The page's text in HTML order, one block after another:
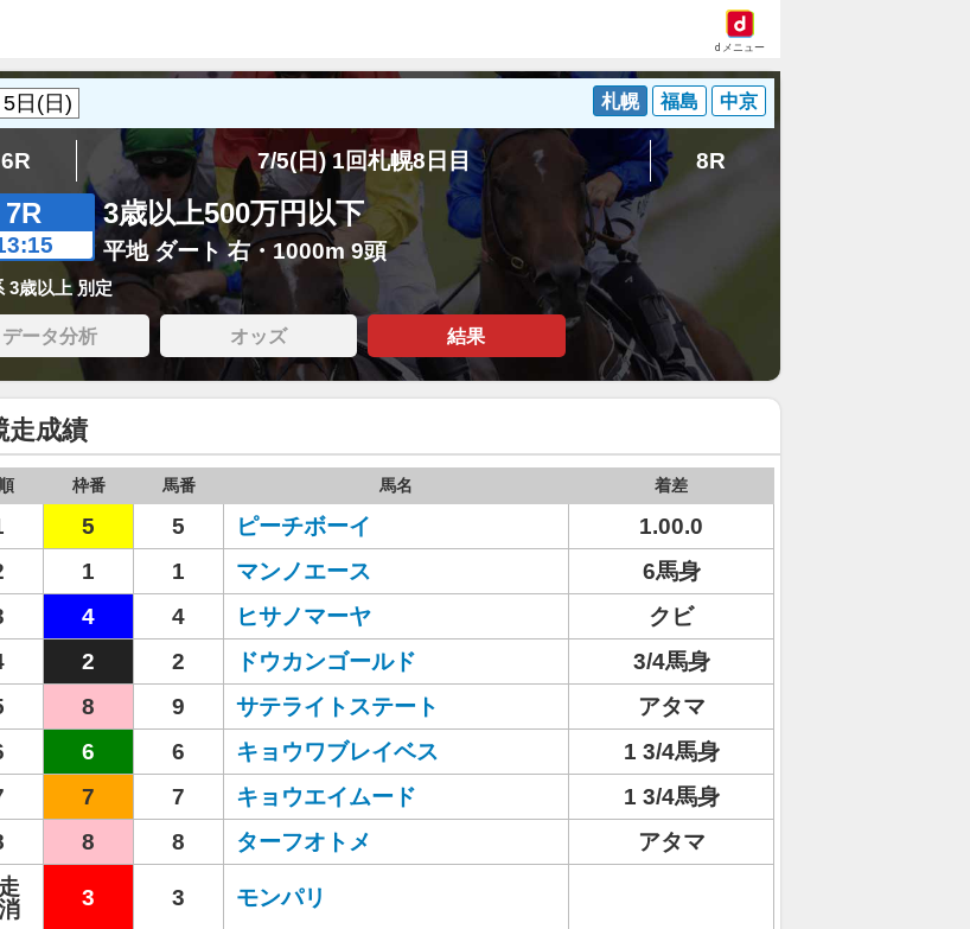
dメニュー
札幌 福島 中京
6R 7/5(日) 1回札幌8日目 8R
7R 3歳以上500万円以下
平地 ダート 右・1000m 9頭
3歳以上 別定
データ分析 オッズ 結果
走成績
枠番 馬番 馬名 着差
5 5 ピーチボーイ
1.00.0
1 1 マンノエース
6馬身
4 4 ヒサノマーヤ
クビ
2 2 ドウカンゴールド
3/4馬身
8 9 サテライトステート
アタマ
6 6 キョウワブレイベス
1 3/4馬身
7 7 キョウエイムード
1 3/4馬身
8 8 ターフオトメ
アタマ
3 3 モンパリ